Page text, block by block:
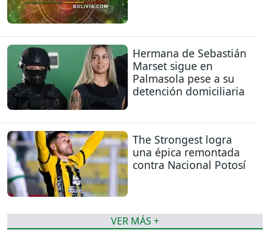
Hermana de Sebastián
Marset sigue en
Palmasola pese a su
detención domiciliaria
The Strongest logra
una épica remontada
contra Nacional Potosí
VER MÁS +